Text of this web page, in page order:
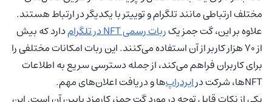
مختلف ارتباطی مانند تلگرام و توییتر با یکدیگر در ارتباط هستند.
علاوه بر این، گت جمز یکربات رسمی NFT در تلگرام
دارد که بیش
از 70 هزار کاربر از آن استفاده می‌کنند. این ربات امکانات مختلفی را
برای کاربران فراهم می‌کند، از جمله دسترسی سریع به اطلاعات
NFTها، شرکت در
ایردراپ‌ها و دریافت اعلان‌های مهم.